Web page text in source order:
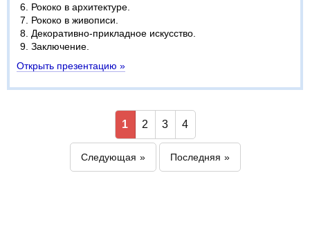
Рококо в архитектуре.
Рококо в живописи.
Декоративно-прикладное искусство.
Заключение.
Открыть презентацию »
1 2 3 4
Следующая Последняя